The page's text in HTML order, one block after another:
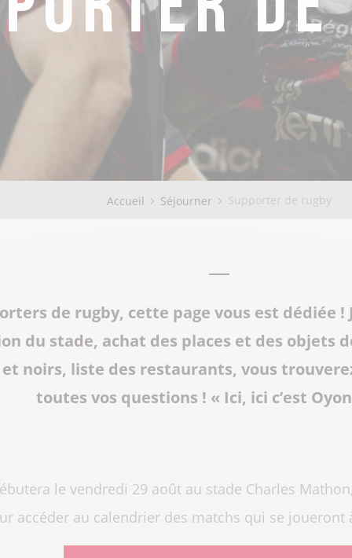
Tous les restaurants
Les commerces de proximité
Les Grottes du Cerdon
Tout le patrimoine
Supporter de rugby
Toutes les manifestations
Toutes les activités hiver
Accueil Séjourner Supporter de rugby
de rugby, cette page vous est dédiée !
du stade, achat des places et des objets
noirs, liste des restaurants, vous
toutes vos questions ! « Ici, ici c’est
le vendredi 29 août au stade Charles
accéder au calendrier des matchs qui se joueront